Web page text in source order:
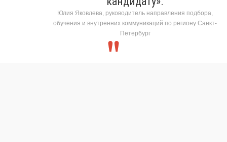
Юлия Яковлева, руководитель направления подбора,
обучения и внутренних коммуникаций по региону Санкт-
Петербург